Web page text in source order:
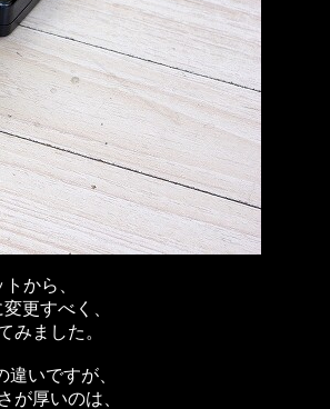
から、
更すべく、
みました。
いですが、
が厚いのは、